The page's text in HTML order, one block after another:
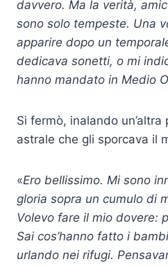
davvero. Ma la verità,
sono solo tempeste. Una
apparire dopo un
dedicava sonetti, o mi
hanno mandato in Medio
Si fermò, inalando
astrale che gli sporcava il
«Ero bellissimo. Mi sono
gloria sopra un cumulo di
Volevo fare il mio dovere:
Sai cos’hanno fatto i
urlando nei rifugi.